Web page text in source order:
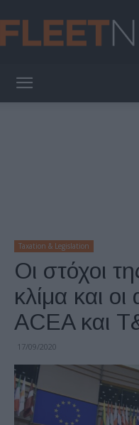
Taxation & Legislation
Οι στόχοι
κλίμα και οι
ACEA και
17/09/2020